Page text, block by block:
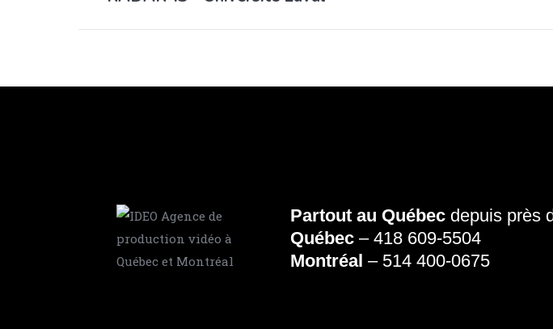
Partout au Québec depuis près
Québec –418 609-5504
Montréal – 514 400-0675